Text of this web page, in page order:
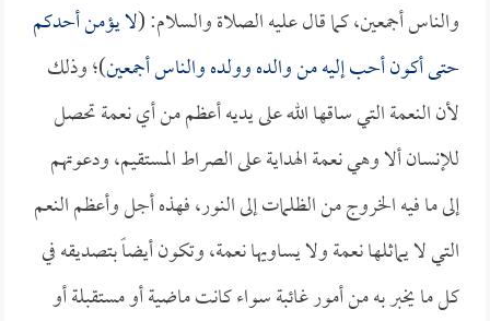
والناس أجمعين، كما قال عليه الصلاة والسلام: (لا يؤمن أحدكم
حتى أكون أحب إليه من والده وولده والناس أجمعين)؛ وذلك
لأن النعمة التي ساقها الله على يديه أعظم من أي نعمة تحصل
للإنسان ألا وهي نعمة الهداية على الصراط المستقيم، ودعوتهم
إلى ما فيه الخروج من الظلمات إلى النور، فهذه أجل وأعظم النعم
التي لا يماثلها نعمة ولا يساويها نعمة، وتكون أيضاً بتصديقه في
كل ما يخبر به من أمور غائبة سواء كانت ماضية أو مستقبلة أو